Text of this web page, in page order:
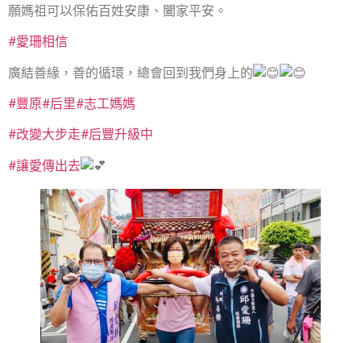
願媽祖可以保佑百姓安康、闔家平安。
#愛珊相信
廣結善緣，善的循環，總會回到我們身上的
#豐原#后里#志工媽媽
#改變大步走#后豐升級中
#讓愛傳出去